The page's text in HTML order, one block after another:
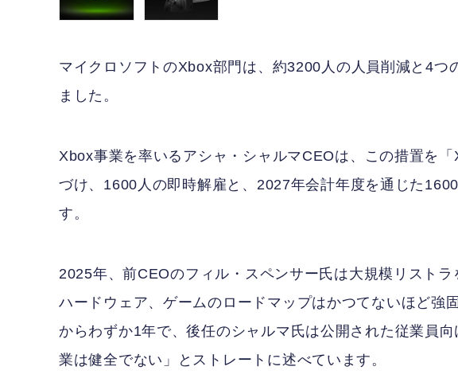
マイクロソフトのXbox部門は、約3200人の人員削減と4つ
ました。
Xbox事業を率いるアシャ・シャルマCEOは、この措置を
づけ、1600人の即時解雇と、2027年会計年度を通じた
す。
2025年、前CEOのフィル・スペンサー氏は大規模リストラ
ハードウェア、ゲームのロードマップはかつてないほど強
からわずか1年で、後任のシャルマ氏は公開された従業員
業は健全でない」とストレートに述べています。